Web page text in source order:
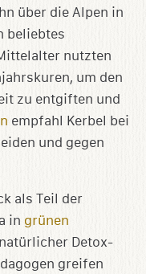
über die Alpen in
beliebtes
nutzten
um den
zu entgiften und
empfahl Kerbel bei
und gegen
als Teil der
in grünen
Detox-
greifen